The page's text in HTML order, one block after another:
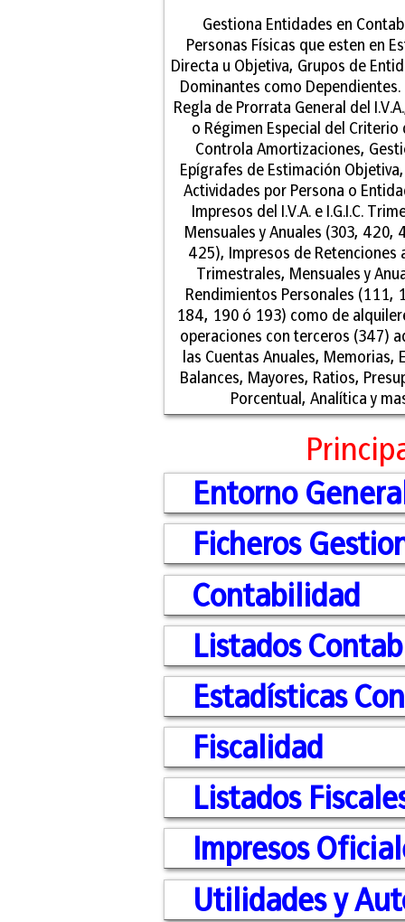
Gestiona Entidades en
Personas Físicas que esten en
Directa u Objetiva, Grupos de
Dominantes como Dependientes.
Regla de Prorrata General del
o Régimen Especial del Criterio
Controla Amortizaciones,
Epígrafes de Estimación
Actividades por Persona o
Impresos del I.V.A. e I.G.I.C.
Mensuales y Anuales (303, 420,
425), Impresos de Retenciones
Trimestrales, Mensuales y
Rendimientos Personales (111,
184, 190 ó 193) como de
operaciones con terceros (347)
las Cuentas Anuales, Memorias,
Balances, Mayores, Ratios,
Porcentual, Analítica y
Entorno
Ficheros
Contabilidad
Listados
Estadísticas
Fiscalidad
Listados
Impresos
Utilidades y